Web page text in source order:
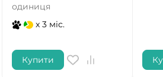
одиниця
x 3 міс.
Купити